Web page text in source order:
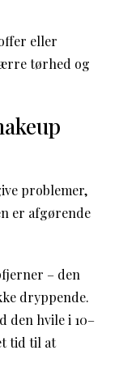
eller
tørhed og
problemer,
er afgørende
– den
dryppende.
den hvile i 10–
tid til at